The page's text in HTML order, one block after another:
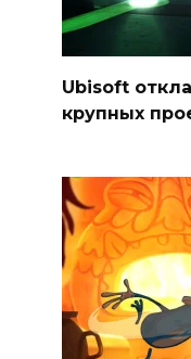
Ubisoft
крупных